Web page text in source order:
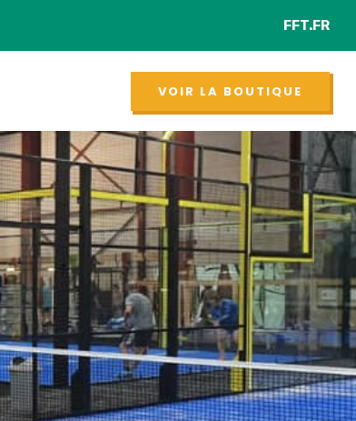
NOUVEAU
FFT.FR
VOIR LA BOUTIQUE